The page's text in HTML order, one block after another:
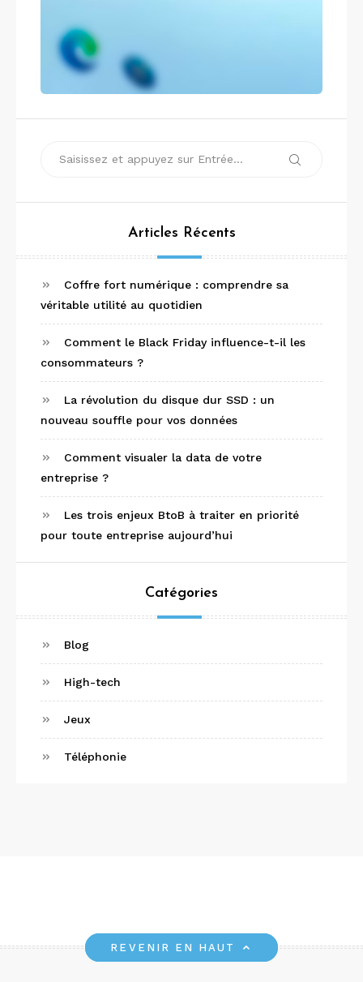
Articles Récents
Coffre fort numérique : comprendre sa
véritable utilité au quotidien
Comment le Black Friday influence-t-il les
consommateurs ?
La révolution du disque dur SSD : un
nouveau souffle pour vos données
Comment visualer la data de votre
entreprise ?
Les trois enjeux BtoB à traiter en priorité
pour toute entreprise aujourd’hui
Catégories
Blog
High-tech
Jeux
Téléphonie
REVENIR EN HAUT